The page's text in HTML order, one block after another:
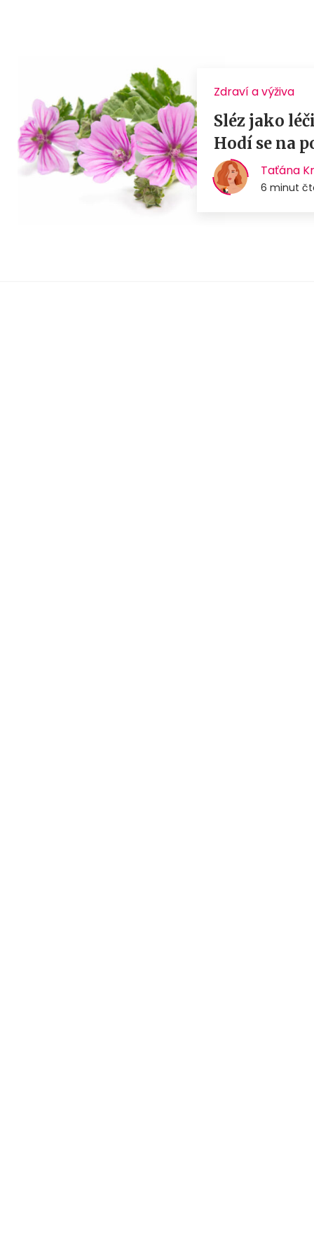
Zdraví a výživa
Sléz jako
Hodí se na
Taťána
6 minut